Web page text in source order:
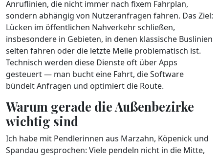
Anruflinien, die nicht immer nach fixem Fahrplan,
sondern abhängig von Nutzeranfragen fahren. Das Ziel:
Lücken im öffentlichen Nahverkehr schließen,
insbesondere in Gebieten, in denen klassische Buslinien
selten fahren oder die letzte Meile problematisch ist.
Technisch werden diese Dienste oft über Apps
gesteuert — man bucht eine Fahrt, die Software
bündelt Anfragen und optimiert die Route.
Warum gerade die Außenbezirke
wichtig sind
Ich habe mit Pendlerinnen aus Marzahn, Köpenick und
Spandau gesprochen: Viele pendeln nicht in die Mitte,